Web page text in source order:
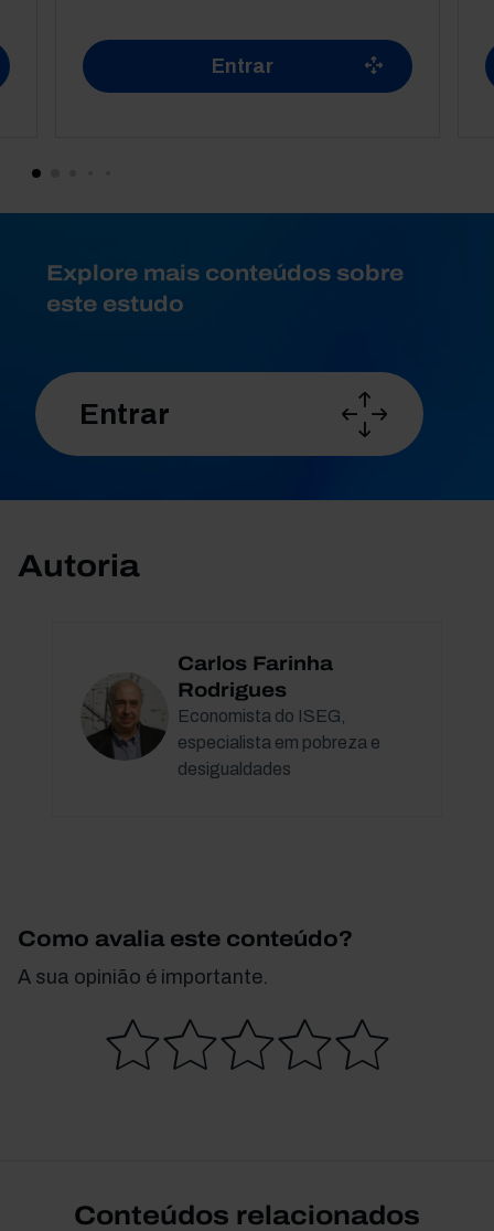
Entrar
Explore mais conteúdos sobre
este estudo
Entrar
Autoria
Carlos Farinha
Rodrigues
Economista do ISEG,
especialista em pobreza e
desigualdades
Como avalia este conteúdo?
A sua opinião é importante.
Conteúdos relacionados